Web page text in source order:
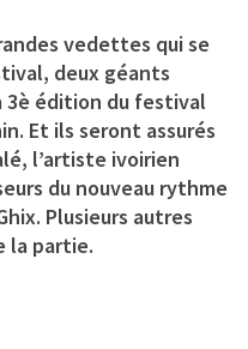
vedettes qui se
deux géants
édition du festival
Et ils seront assurés
l’artiste ivoirien
du nouveau rythme
Plusieurs autres
la partie.